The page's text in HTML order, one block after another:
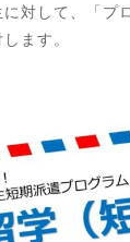
対して、「プ
ます。